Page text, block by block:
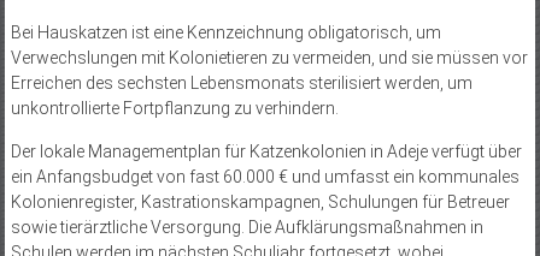
Bei Hauskatzen ist eine Kennzeichnung obligatorisch, um
Verwechslungen mit Kolonietieren zu vermeiden, und sie müssen vor
Erreichen des sechsten Lebensmonats sterilisiert werden, um
unkontrollierte Fortpflanzung zu verhindern.
Der lokale Managementplan für Katzenkolonien in Adeje verfügt über
ein Anfangsbudget von fast 60.000 € und umfasst ein kommunales
Kolonienregister, Kastrationskampagnen, Schulungen für Betreuer
sowie tierärztliche Versorgung. Die Aufklärungsmaßnahmen in
Schulen werden im nächsten Schuljahr fortgesetzt, wobei